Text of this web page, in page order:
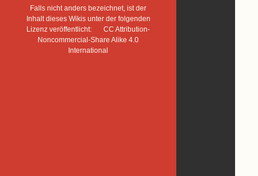
Falls nicht anders bezeichnet, ist der
Inhalt dieses Wikis unter der folgenden
Lizenz veröffentlicht:
CC Attribution-
Noncommercial-Share Alike 4.0
International